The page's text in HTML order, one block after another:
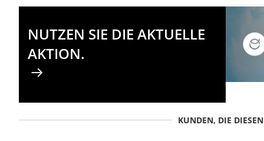
NUTZEN SIE DIE AKTUELLE
AKTION.
KUNDEN, DIE